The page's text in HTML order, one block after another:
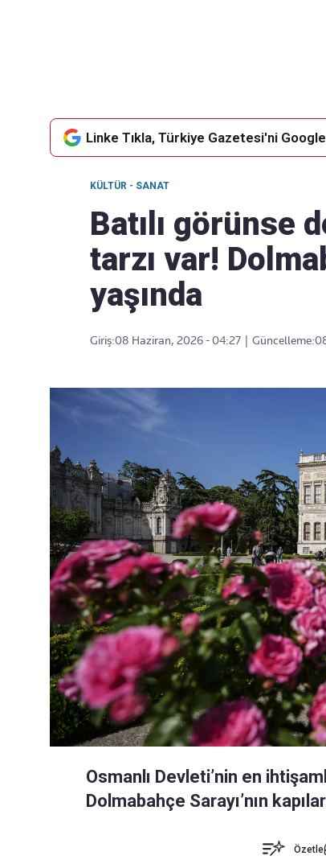
Linke Tıkla, Türkiye Gazetesi'ni
KÜLTÜR - SANAT
Batılı görünse
tarzı var!
yaşında
Giriş:08 Haziran, 2026 - 04:27 Güncelleme:
Osmanlı Devleti’nin en
Dolmabahçe Sarayı’nın
Özetle